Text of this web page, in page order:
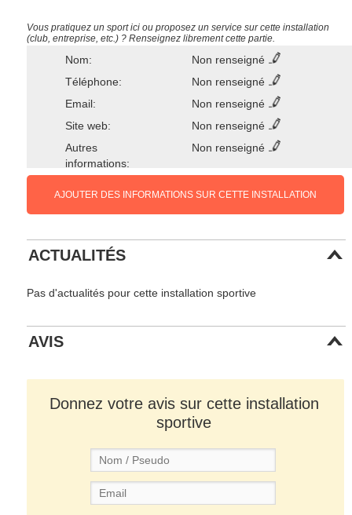
Vous pratiquez un sport ici ou proposez un service sur cette installation
(club, entreprise, etc.) ? Renseignez librement cette partie.
Nom:
Non renseigné
Téléphone:
Non renseigné
Email:
Non renseigné
Site web:
Non renseigné
Autres
informations:
Non renseigné
AJOUTER DES INFORMATIONS SUR CETTE INSTALLATION
ACTUALITÉS
Pas d'actualités pour cette installation sportive
AVIS
Donnez votre avis sur cette installation
sportive